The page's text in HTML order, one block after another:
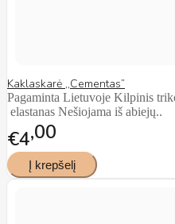
Kaklaskarė ,,Cementas”
Pagaminta Lietuvoje Kilpinis
elastanas Nešiojama iš abiejų..
€4 00